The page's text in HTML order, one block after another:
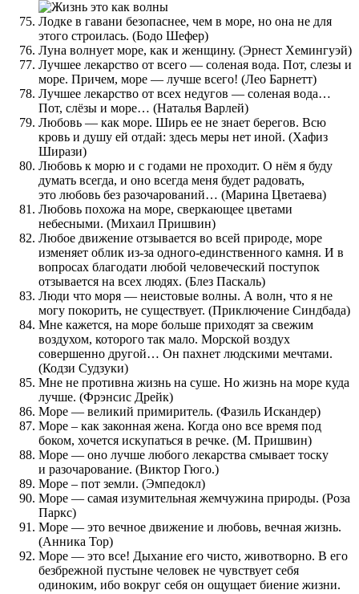
Лодке в гавани безопаснее, чем в море, но она не для
этого строилась. (Бодо Шефер)
Луна волнует море, как и женщину. (Эрнест Хемингуэй)
Лучшее лекарство от всего — соленая вода. Пот, слезы и
море. Причем, море — лучше всего! (Лео Барнетт)
Лучшее лекарство от всех недугов — соленая вода…
Пот, слёзы и море… (Наталья Варлей)
Любовь — как море. Ширь ее не знает берегов. Всю
кровь и душу ей отдай: здесь меры нет иной. (Хафиз
Ширази)
Любовь к морю и с годами не проходит. О нём я буду
думать всегда, и оно всегда меня будет радовать,
это любовь без разочарований… (Марина Цветаева)
Любовь похожа на море, сверкающее цветами
небесными. (Михаил Пришвин)
Любое движение отзывается во всей природе, море
изменяет облик из-за одного-единственного камня. И в
вопросах благодати любой человеческий поступок
отзывается на всех людях. (Блез Паскаль)
Люди что моря — неистовые волны. А волн, что я не
могу покорить, не существует. (Приключение Синдбада)
Мне кажется, на море больше приходят за свежим
воздухом, которого так мало. Морской воздух
совершенно другой… Он пахнет людскими мечтами.
(Кодзи Судзуки)
Мне не противна жизнь на суше. Но жизнь на море куда
лучше. (Фрэнсис Дрейк)
Море — великий примиритель. (Фазиль Искандер)
Море – как законная жена. Когда оно все время под
боком, хочется искупаться в речке. (М. Пришвин)
Море — оно лучше любого лекарства смывает тоску
и разочарование. (Виктор Гюго.)
Море – пот земли. (Эмпедокл)
Море — самая изумительная жемчужина природы. (Роза
Паркс)
Море — это вечное движение и любовь, вечная жизнь.
(Анника Тор)
Море — это все! Дыхание его чисто, животворно. В его
безбрежной пустыне человек не чувствует себя
одиноким, ибо вокруг себя он ощущает биение жизни.